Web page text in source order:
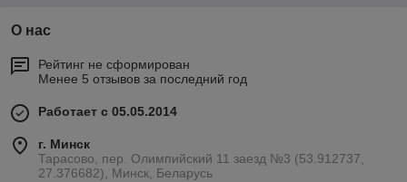
О нас
Рейтинг не сформирован
Менее 5 отзывов за последний год
Работает с 05.05.2014
г. Минск
Тарасово, пер. Олимпийский 11 заезд №3 (53.912737,
27.376682), Минск, Беларусь